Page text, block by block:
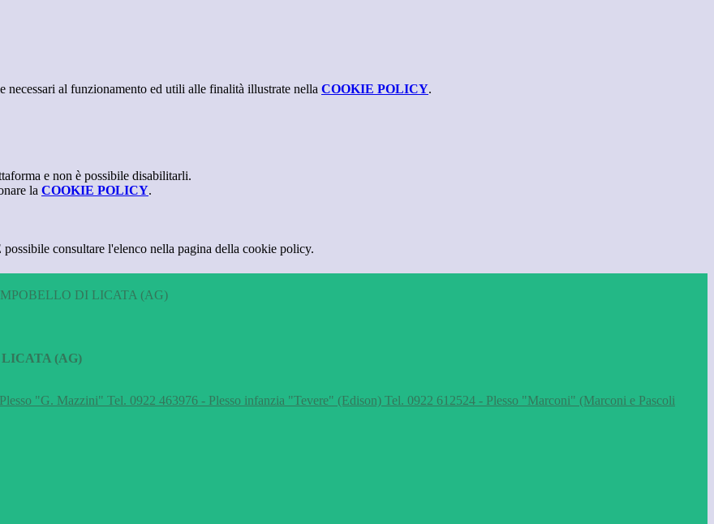
al funzionamento ed utili alle finalità illustrate nella COOKIE POLICY.
e non è possibile disabilitarli.
la COOKIE POLICY.
consultare l'elenco nella pagina della cookie policy.
DI LICATA (AG)
(AG)
"G. Mazzini" Tel. 0922 463976 - Plesso infanzia "Tevere" (Edison) Tel. 0922 612524 - Plesso "Marconi" (Marconi e Pascoli